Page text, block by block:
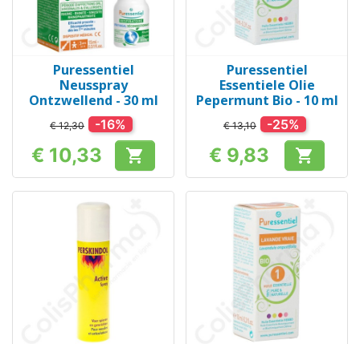
Puressentiel
Neusspray
Ontzwellend - 30 ml
€ 12,30 -16%
Prijs
€ 10,33 
Puressentiel
Essentiele Olie
Pepermunt Bio - 10 ml
€ 13,10 -25%
Prijs
€ 9,83 